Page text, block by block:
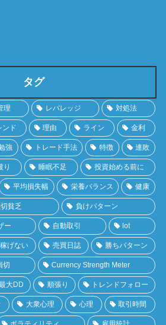
タグ
理 レバレッジ 対処法
ンド 理由 ライン 金利
強 トレード手法 特徴 連敗
り 睡眠不足 投資始める前に
平均損失幅 栄養バランス 健康
貧乏 負けパターン
ー 自動取引 lot
稼げない 売買日誌 勝ちパターン
切 Currency Strength Meter
大DD 順張り トレンドフォロー
大衆心理 心理 取引時間